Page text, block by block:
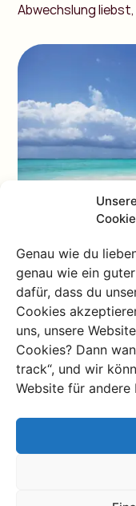
Genau wie du
genau wie ein
dafür, dass du
Cookies
uns, unsere
Cookies? Dann
track“, und wir
Website für andere
Abwechslung
Jambiani:
bevor es
Wenn du Charlie’s
wahrscheinlich das
touristische Ort
Hotelketten. Viele
anderen Dörfern
und eine größere